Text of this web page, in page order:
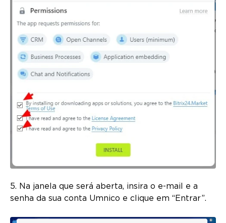
5. Na janela que será aberta, insira o e-mail e a
senha da sua conta Umnico e clique em “Entrar”.